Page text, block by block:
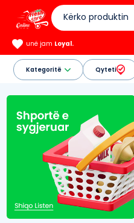
unë jam Loyal.
Kategoritë Qyteti